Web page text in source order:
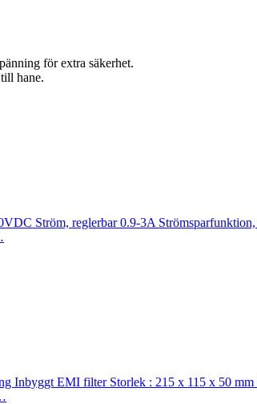
för extra säkerhet.
hane.
Ström, reglerbar 0.9-3A
Inbyggt EMI filter Storlek : 215 x 115 x 50